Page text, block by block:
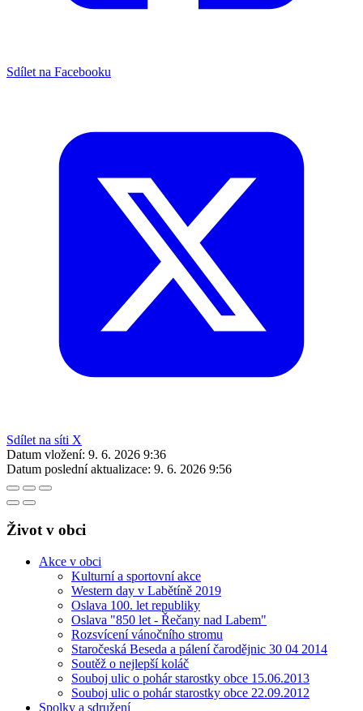
Sdílet na Facebooku
Sdílet na síti X
Datum vložení: 9. 6. 2026 9:36
Datum poslední aktualizace: 9. 6. 2026 9:56
Život v obci
Akce v obci
Kulturní a sportovní akce
Western day v Labětíně 2019
Oslava 100. let republiky
Oslava "850 let - Řečany nad Labem"
Rozsvícení vánočního stromu
Staročeská Beseda a pálení čarodějnic 30 04 2014
Soutěž o nejlepší koláč
Souboj ulic o pohár starostky obce 15.06.2013
Souboj ulic o pohár starostky obce 22.09.2012
Spolky a sdružení